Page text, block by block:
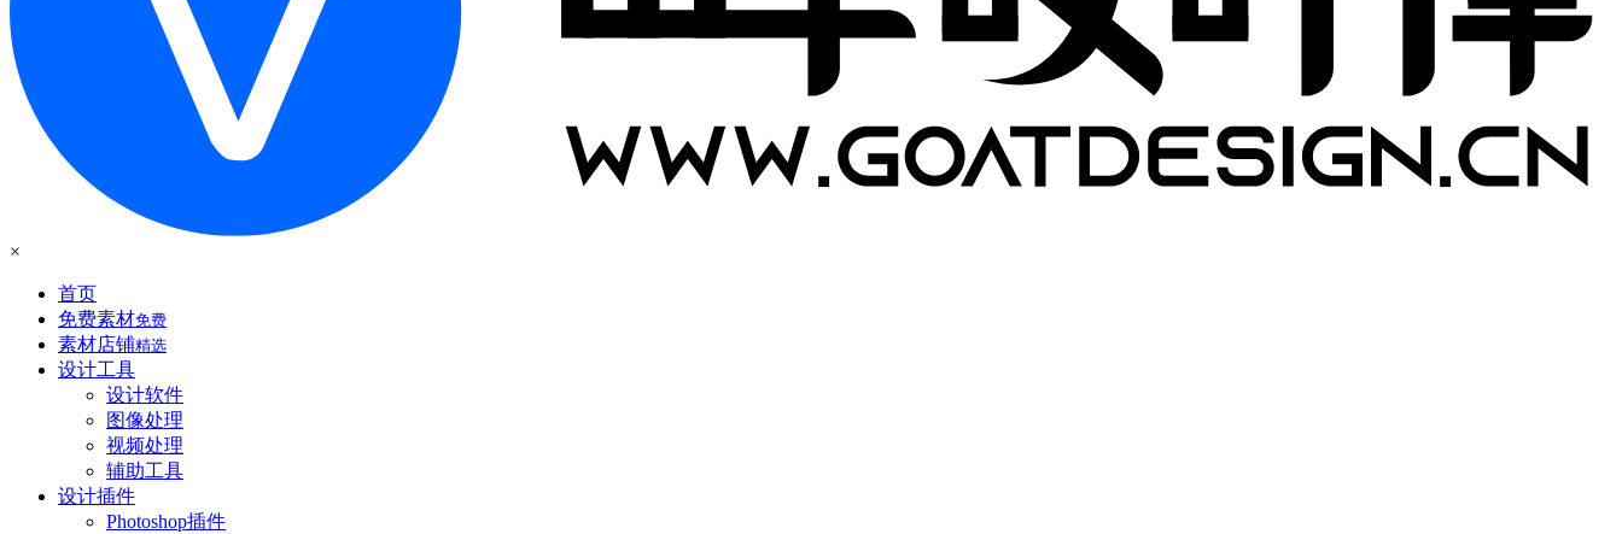
×
首页
免费素材免费
素材店铺精选
设计工具
设计软件
图像处理
视频处理
辅助工具
设计插件
Photoshop插件